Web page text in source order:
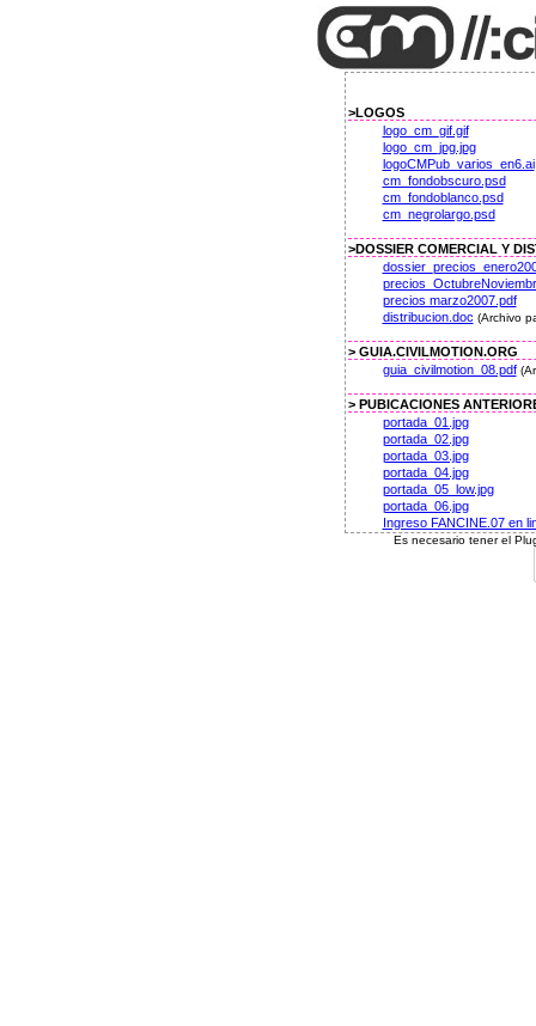
>LOGOS
logo_cm_gif.gif
logo_cm_jpg.jpg
logoCMPub_varios_en6.ai
cm_fondobscuro.psd
cm_fondoblanco.psd
cm_negrolargo.psd
>DOSSIER COMERCIAL Y
precios marzo2007.pdf
distribucion.doc (Archivo
> GUIA.CIVILMOTION.ORG
guia_civilmotion_08.pdf
> PUBICACIONES
portada_01.jpg
portada_02.jpg
portada_03.jpg
portada_04.jpg
portada_05_low.jpg
portada_06.jpg
Ingreso FANCINE.07 en
Es necesario tener el